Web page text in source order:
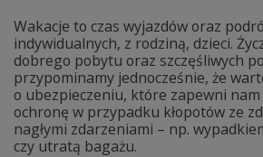
Wakacje to czas wyjazdów oraz
indywidualnych, z rodziną, dzieci.
dobrego pobytu oraz szczęśliwych
przypominamy jednocześnie, że
o ubezpieczeniu, które zapewni
ochronę w przypadku kłopotów ze
nagłymi zdarzeniami – np.
czy utratą bagażu.